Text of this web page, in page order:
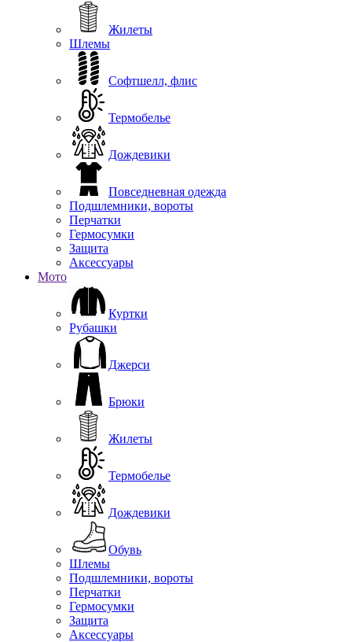
Жилеты
Шлемы
Софтшелл, флис
Термобелье
Дождевики
Повседневная одежда
Подшлемники, вороты
Перчатки
Гермосумки
Защита
Аксессуары
Мото
Куртки
Рубашки
Джерси
Брюки
Жилеты
Термобелье
Дождевики
Обувь
Шлемы
Подшлемники, вороты
Перчатки
Гермосумки
Защита
Аксессуары